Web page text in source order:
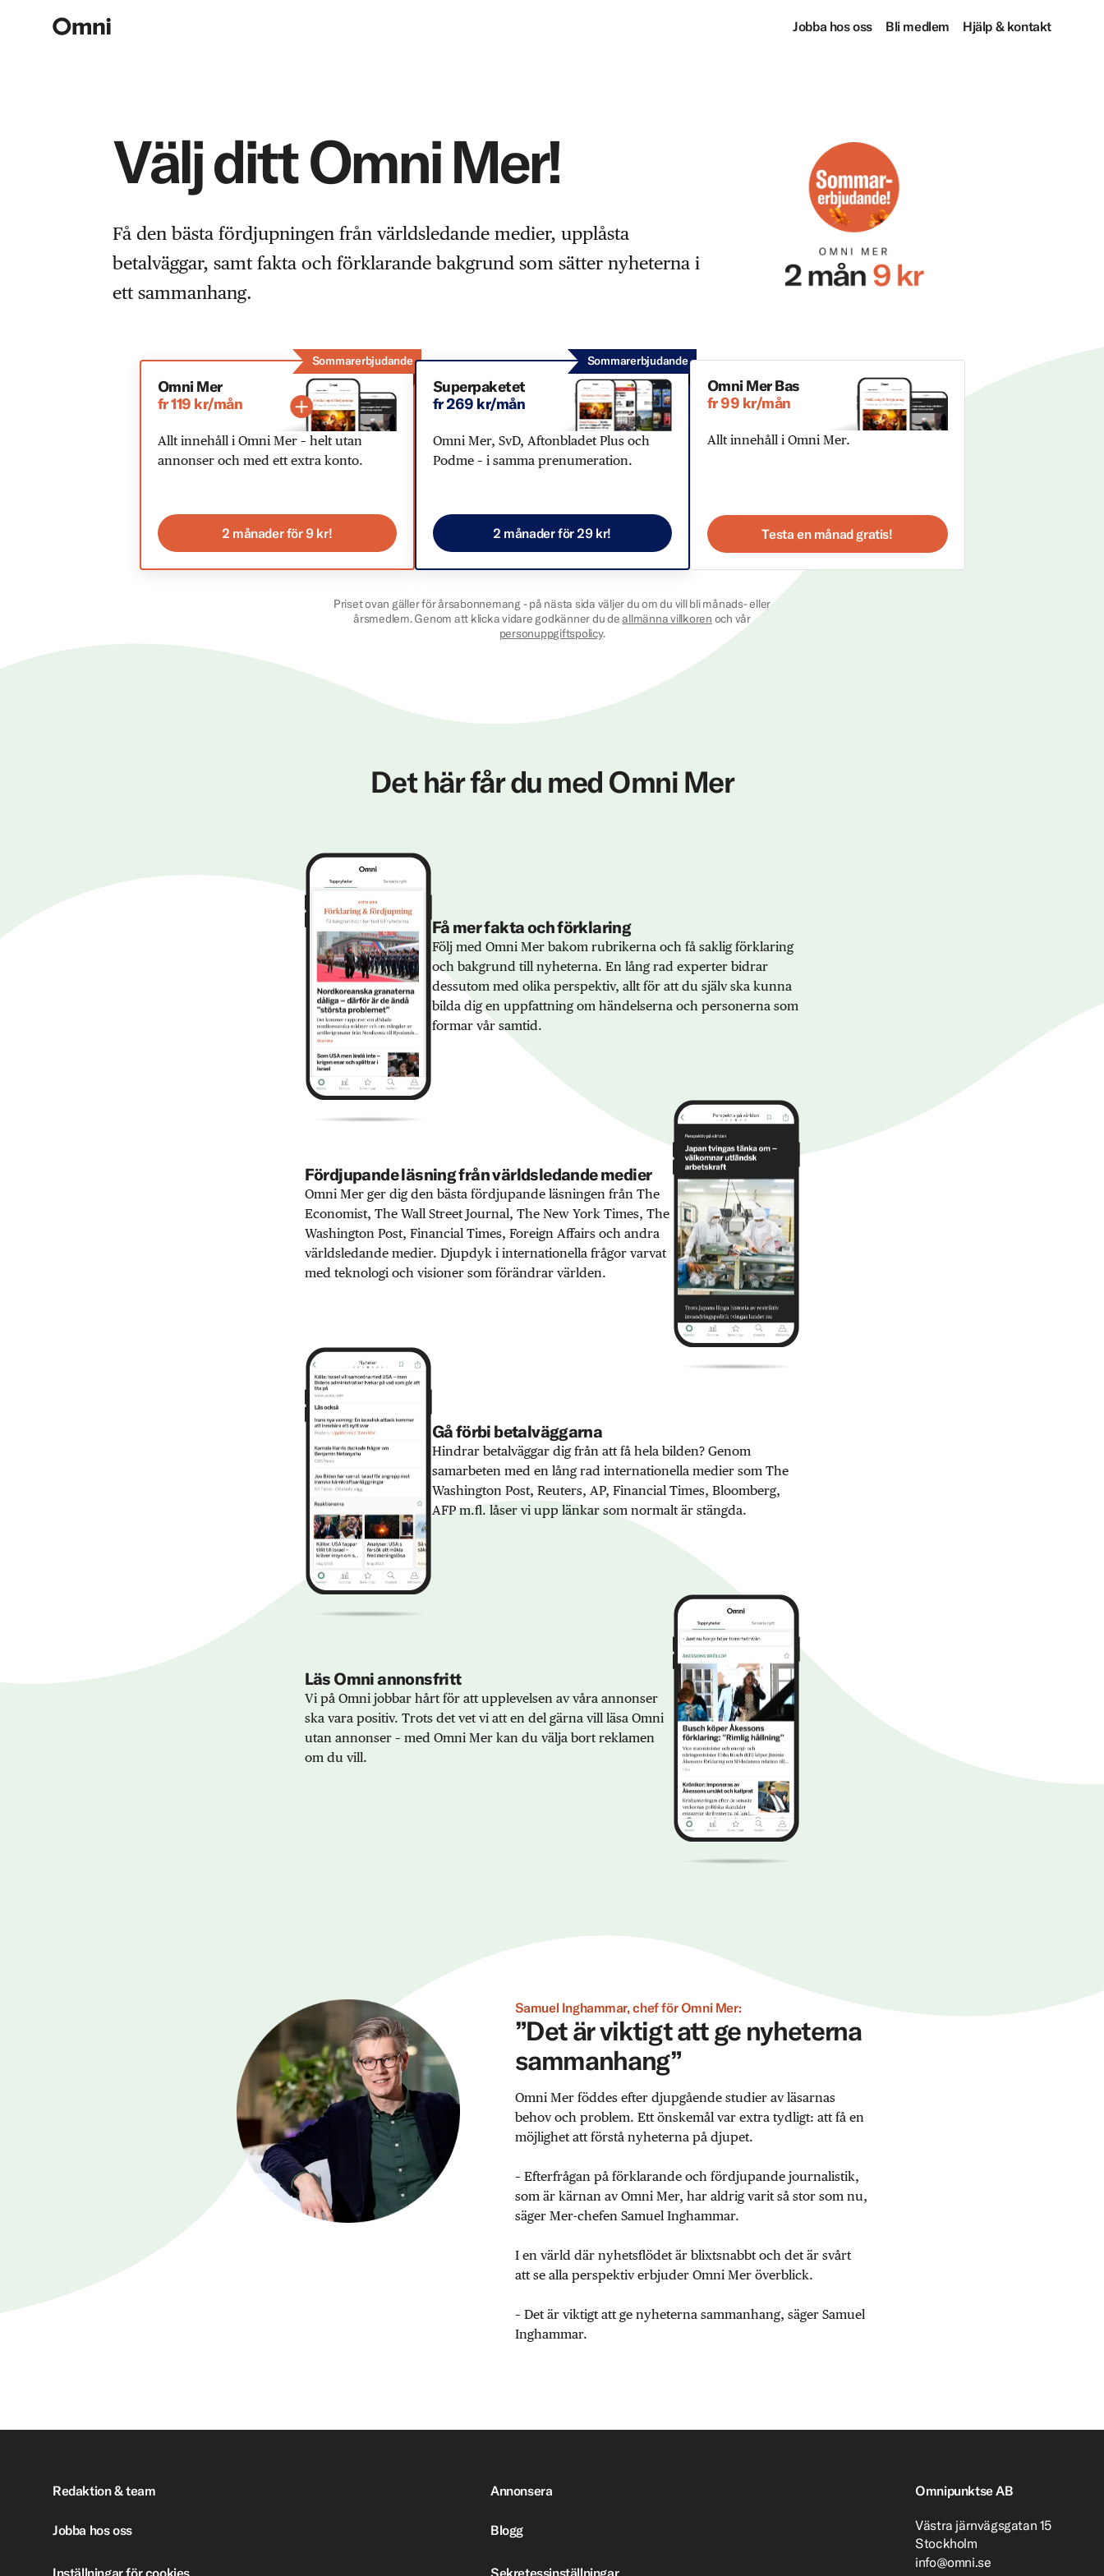
Jobba hos oss Bli medlem Hjälp & kontakt
Välj ditt Omni Mer!
Få den bästa fördjupningen från världsledande medier, upplåsta
betalväggar, samt fakta och förklarande bakgrund som sätter nyheterna i
ett sammanhang.
Sommarerbjudande
Omni Mer
fr 119 kr/mån
Allt innehåll i Omni Mer – helt utan
annonser och med ett extra konto.
2 månader för 9 kr!
Sommarerbjudande
Superpaketet
fr 269 kr/mån
Omni Mer, SvD, Aftonbladet Plus och
Podme – i samma prenumeration.
2 månader för 29 kr!
Omni Mer Bas
fr 99 kr/mån
Allt innehåll i Omni Mer.
Testa en månad gratis!
Priset ovan gäller för årsabonnemang - på nästa sida väljer du om du vill bli månads- eller
årsmedlem. Genom att klicka vidare godkänner du deallmänna villkoren och vår
personuppgiftspolicy.
Det här får du med Omni Mer
Få mer fakta och förklaring
Följ med Omni Mer bakom rubrikerna och få saklig förklaring
och bakgrund till nyheterna. En lång rad experter bidrar
dessutom med olika perspektiv, allt för att du själv ska kunna
bilda dig en uppfattning om händelserna och personerna som
formar vår samtid.
Fördjupande läsning från världsledande medier
Omni Mer ger dig den bästa fördjupande läsningen från The
Economist, The Wall Street Journal, The New York Times, The
Washington Post, Financial Times, Foreign Affairs och andra
världsledande medier. Djupdyk i internationella frågor varvat
med teknologi och visioner som förändrar världen.
Gå förbi betalväggarna
Hindrar betalväggar dig från att få hela bilden? Genom
samarbeten med en lång rad internationella medier som The
Washington Post, Reuters, AP, Financial Times, Bloomberg,
AFP m.fl. låser vi upp länkar som normalt är stängda.
Läs Omni annonsfritt
Vi på Omni jobbar hårt för att upplevelsen av våra annonser
ska vara positiv. Trots det vet vi att en del gärna vill läsa Omni
utan annonser – med Omni Mer kan du välja bort reklamen
om du vill.
Samuel Inghammar, chef för Omni Mer:
”Det är viktigt att ge nyheterna
sammanhang”
Omni Mer föddes efter djupgående studier av läsarnas
behov och problem. Ett önskemål var extra tydligt: att få en
möjlighet att förstå nyheterna på djupet.
– Efterfrågan på förklarande och fördjupande journalistik,
som är kärnan av Omni Mer, har aldrig varit så stor som nu,
säger Mer-chefen Samuel Inghammar.
I en värld där nyhetsflödet är blixtsnabbt och det är svårt
att se alla perspektiv erbjuder Omni Mer överblick.
– Det är viktigt att ge nyheterna sammanhang, säger Samuel
Inghammar.
Redaktion & team Annonsera
Jobba hos oss Blogg
Inställningar för cookies Sekretessinställningar
Omnipunktse AB
Västra järnvägsgatan 15
Stockholm
info@omni.se